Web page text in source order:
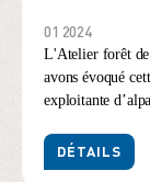
01 2024
L'Atelier forêt de
avons évoqué
exploitante
DÉTAILS